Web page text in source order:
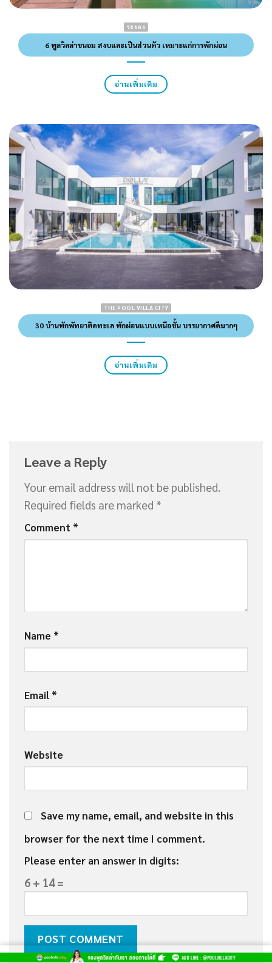
ระยอง
6 พูลวิลล่าขนอม สงบและเป็นส่วนตัว เหมาะแก่การพักผ่อน
อ่านเพิ่มเติม
THE POOL VILLA CITY
30 บ้านพักพัทยาติดทะเล พักผ่อนแบบเหนือชั้น บรรยากาศดีมากๆ
อ่านเพิ่มเติม
Leave a Reply
Your email address will not be published.
Required fields are marked *
Comment *
Name *
Email *
Website
Save my name, email, and website in this
browser for the next time I comment.
Please enter an answer in digits:
6 + 14 =